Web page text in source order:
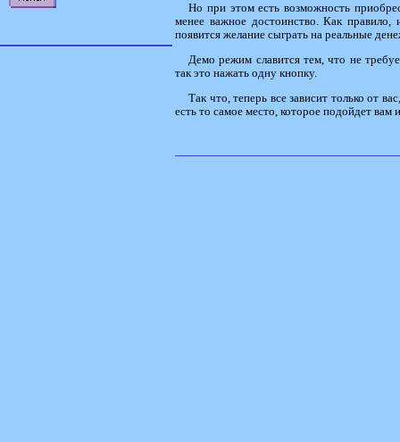
Но при этом есть возможность
менее важное достоинство. Как правило,
появится желание сыграть на реальные
Демо режим славится тем, что не
так это нажать одну кнопку.
Так что, теперь все зависит только от
есть то самое место, которое подойдет вам